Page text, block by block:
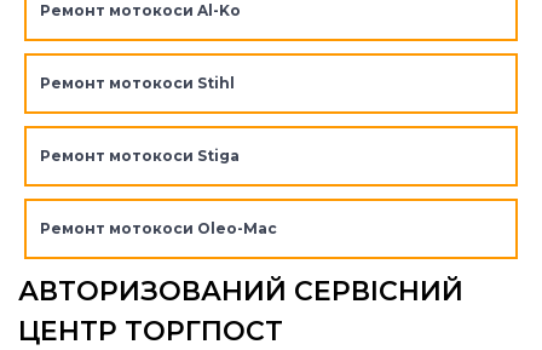
Ремонт мотокоси Al-Ko
Ремонт мотокоси Stihl
Ремонт мотокоси Stiga
Ремонт мотокоси Oleo-Mac
АВТОРИЗОВАНИЙ СЕРВІСНИЙ
ЦЕНТР ТОРГПОСТ